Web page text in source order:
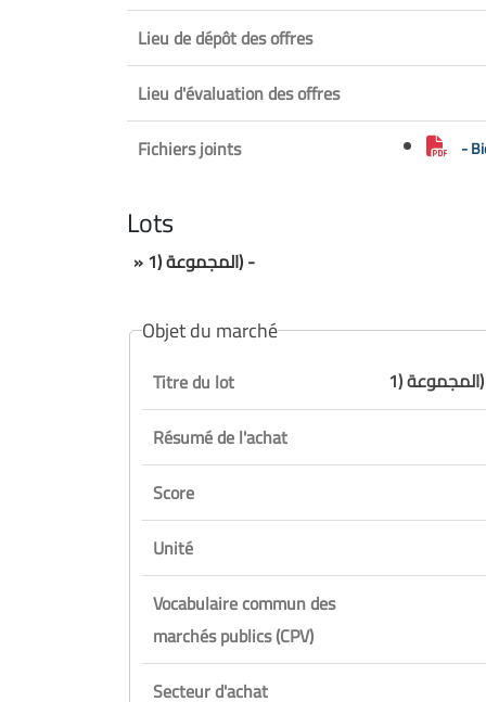
Lieu de dépôt des offres
Lieu d'évaluation des offres
Fichiers joints
-
Lots
» المجموعة (1) -
Objet du marché
Titre du lot
-
Résumé de l'achat
Score
Unité
Vocabulaire commun des
marchés publics (CPV)
Secteur d'achat